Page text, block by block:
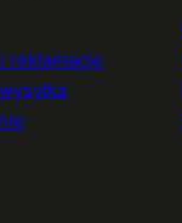
reklamacje